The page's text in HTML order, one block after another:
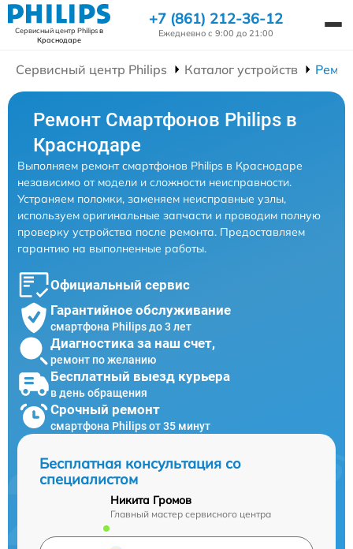
Сервисный центр Philipsв
Краснодаре
+7 (861) 212-36-12
Ежедневно с 9:00 до 21:00
Сервисный центр Philips Каталог устройств
Ремонт Смартфонов Philips в
Краснодаре
Выполняем ремонт смартфонов Philips в Краснодаре
независимо от модели и сложности неисправности.
Устраняем поломки, заменяем неисправные узлы,
используем оригинальные запчасти и проводим полную
проверку устройства после ремонта. Предоставляем
гарантию на выполненные работы.
Официальный сервис
Гарантийное обслуживание
смартфона Philips до 3 лет
Диагностика за наш счет,
ремонт по желанию
Бесплатный выезд курьера
в день обращения
Срочный ремонт
смартфона Philips от 35 минут
Бесплатная консультация со
специалистом
Никита Громов
Главный мастер сервисного центра